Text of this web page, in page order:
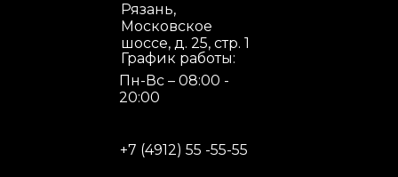
Рязань,
Московское
шоссе, д. 25, стр. 1
Пн-Вс – 08:00 -
20:00
График работы:
+7 (4912) 55 -55-55